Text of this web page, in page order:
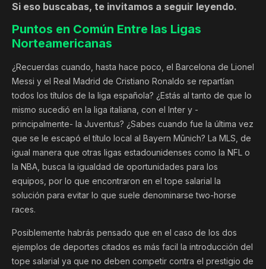
Si eso buscabas, te invitamos a seguir leyendo.
Puntos en Común Entre las Ligas
Norteamericanas
¿Recuerdas cuando, hasta hace poco, el Barcelona de Lionel
Messi y el Real Madrid de Cristiano Ronaldo se repartían
todos los títulos de la liga española? ¿Estás al tanto de que lo
mismo sucedió en la liga italiana, con el Inter y -
principalmente- la Juventus? ¿Sabes cuando fue la última vez
que se le escapó el título local al Bayern Mūnich? La MLS, de
igual manera que otras ligas estadounidenses como la NFL o
la NBA, busca la igualdad de oportunidades para los
equipos, por lo que encontraron en el tope salarial la
solución para evitar lo que suele denominarse two-horse
races.
Posiblemente habrás pensado que en el caso de los dos
ejemplos de deportes citados es más facil la introducción del
tope salarial ya que no deben competir contra el prestigio de